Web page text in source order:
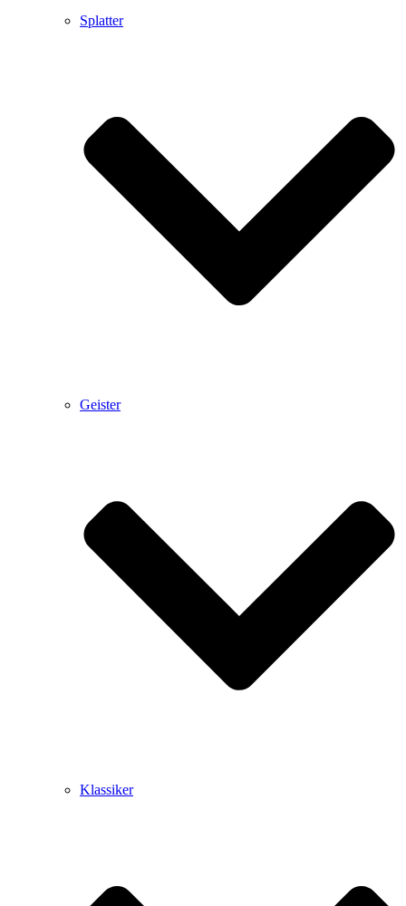
Splatter
Geister
Klassiker